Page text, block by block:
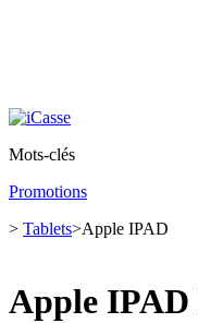
Mots-clés
Promotions
> Tablets>Apple IPAD
Apple IPAD